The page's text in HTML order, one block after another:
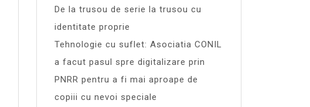
De la trusou de serie la trusou cu
identitate proprie
Tehnologie cu suflet: Asociatia CONIL
a facut pasul spre digitalizare prin
PNRR pentru a fi mai aproape de
copiii cu nevoi speciale